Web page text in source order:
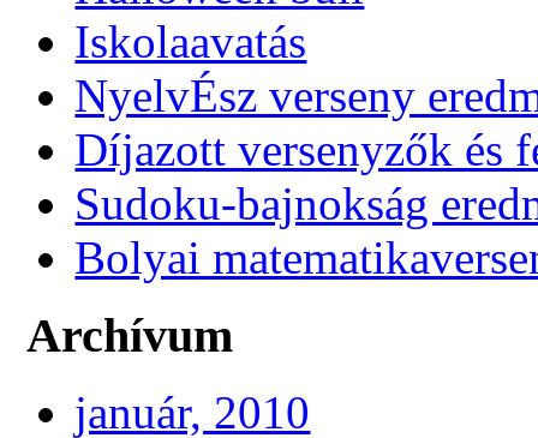
Iskolaavatás
NyelvÉsz verseny
Díjazott versenyzők és
Sudoku-bajnokság
Bolyai
Archívum
január, 2010